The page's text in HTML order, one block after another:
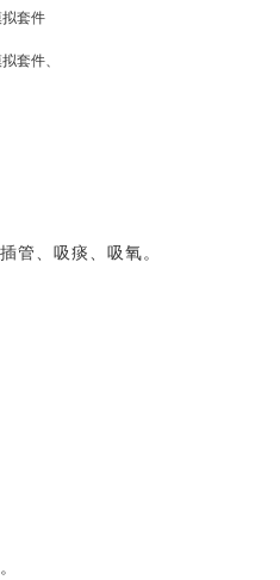
套件
套件、
管、吸痰、吸氧。